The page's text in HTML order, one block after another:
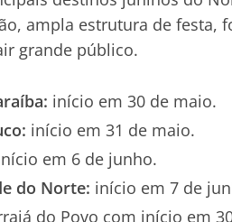
ampla estrutura de festa,
grande público.
início em 30 de maio.
início em 31 de maio.
em 6 de junho.
do Norte: início em 7 de
do Povo com início em